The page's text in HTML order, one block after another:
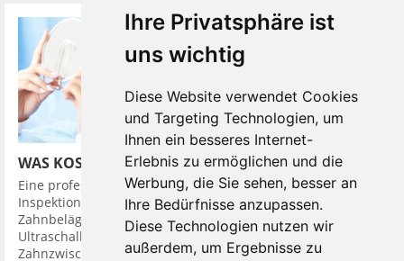
Ihre Privatsphäre ist
uns wichtig
Diese Website verwendet Cookies
und Targeting Technologien, um
Ihnen ein besseres Internet-
Erlebnis zu ermöglichen und die
Werbung, die Sie sehen, besser an
Ihre Bedürfnisse anzupassen.
Diese Technologien nutzen wir
außerdem, um Ergebnisse zu
WAS KOSTET EINE PROFESSIONELLE ZAHNREINIGUNG
Eine professionelle Zahnreinigung ist eine Reinigung plus eine
Inspektion der Zähne. Dabei werden harte und weiche
Zahnbelägen ( Plaque ) entfernt. Benutzt werden
Ultraschallgeräte und Scaler und Küretten. Auch die
Zahnzwischenräume und ...